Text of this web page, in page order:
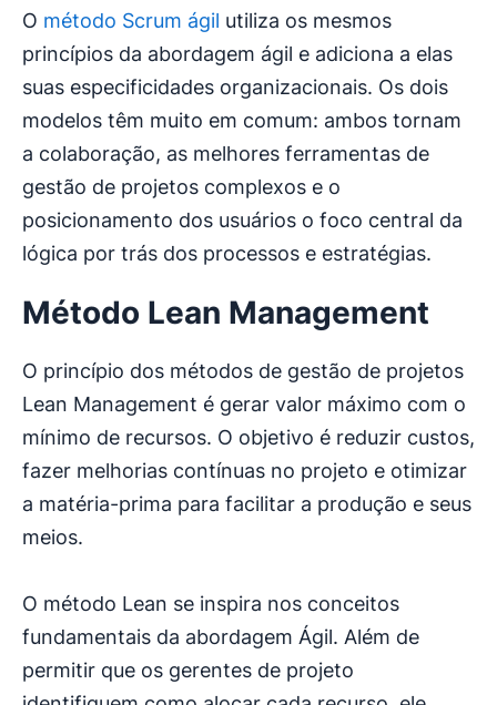
O método Scrum ágil utiliza os mesmos
princípios da abordagem ágil e adiciona a elas
suas especificidades organizacionais. Os dois
modelos têm muito em comum: ambos tornam
a colaboração, as melhores ferramentas de
gestão de projetos complexos e o
posicionamento dos usuários o foco central da
lógica por trás dos processos e estratégias.
Método Lean Management
O princípio dos métodos de gestão de projetos
Lean Management é gerar valor máximo com o
mínimo de recursos. O objetivo é reduzir custos,
fazer melhorias contínuas no projeto e otimizar
a matéria-prima para facilitar a produção e seus
meios.
O método Lean se inspira nos conceitos
fundamentais da abordagem Ágil. Além de
permitir que os gerentes de projeto